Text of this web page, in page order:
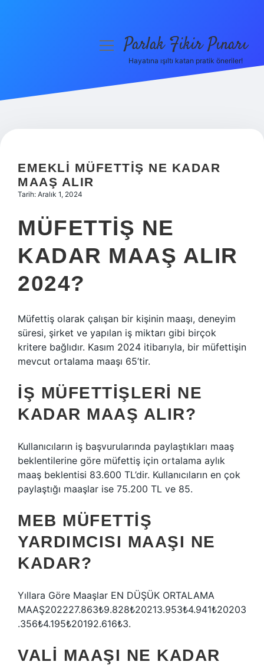
Hakkımızda
menüyüParlak Fikir Pınarı
Hayatına ışıltı katan pratik öneriler!
EMEKLI MÜFETTIŞ NE KADAR
MAAŞ ALIR
Tarih: Aralık 1, 2024
MÜFETTIŞ NE
KADAR MAAŞ ALIR
2024?
Müfettiş olarak çalışan bir kişinin maaşı, deneyim
süresi, şirket ve yapılan iş miktarı gibi birçok
kritere bağlıdır. Kasım 2024 itibarıyla, bir müfettişin
mevcut ortalama maaşı 65’tir.
İŞ MÜFETTIŞLERI NE
KADAR MAAŞ ALIR?
Kullanıcıların iş başvurularında paylaştıkları maaş
beklentilerine göre müfettiş için ortalama aylık
maaş beklentisi 83.600 TL’dir. Kullanıcıların en çok
paylaştığı maaşlar ise 75.200 TL ve 85.
MEB MÜFETTIŞ
YARDIMCISI MAAŞI NE
KADAR?
Yıllara Göre Maaşlar EN DÜŞÜK ORTALAMA
MAAŞ202227.863₺9.828₺20213.953₺4.941₺20203
.356₺4.195₺20192.616₺3.
VALI MAAŞI NE KADAR